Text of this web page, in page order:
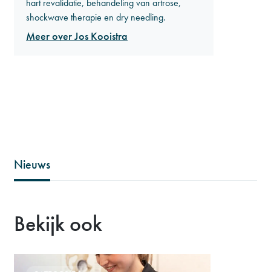
hart revalidatie, behandeling van artrose,
shockwave therapie en dry needling.
Meer over Jos Kooistra
Nieuws
Bekijk ook